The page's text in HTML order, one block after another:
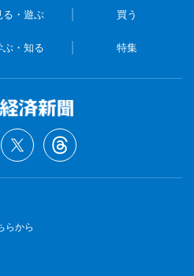
る・遊ぶ 買う
ぶ・知る 特集
らから